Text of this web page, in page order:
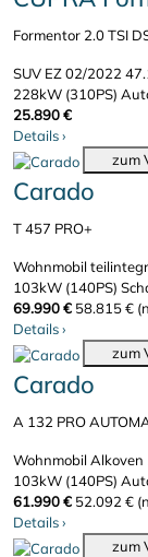
Formentor 2.0 TSI
SUV EZ 02/2022
228kW (310PS)
25.890 €
Details›
zum
Carado
T 457 PRO+
Wohnmobil
103kW (140PS)
69.990 € 58.815 €
Details›
zum
Carado
A 132 PRO
Wohnmobil Alkoven
103kW (140PS)
61.990 € 52.092 €
Details›
zum